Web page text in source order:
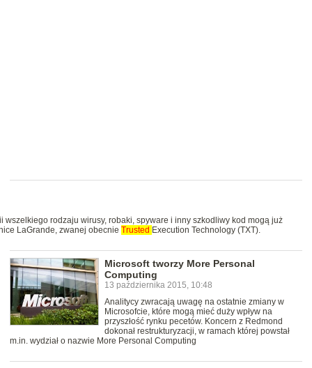
rodzaju wirusy, robaki, spyware i inny szkodliwy kod mogą już
LaGrande, zwanej obecnie Trusted Execution Technology (TXT).
Microsoft tworzy More Personal
Computing
13 października 2015, 10:48
Analitycy zwracają uwagę na ostatnie zmiany w
Microsofcie, które mogą mieć duży wpływ na
przyszłość rynku pecetów. Koncern z Redmond
dokonał restrukturyzacji, w ramach której powstał
m.in. wydział o nazwie More Personal Computing